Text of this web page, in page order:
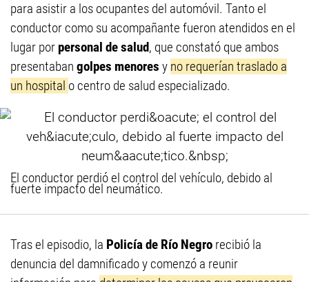
para asistir a los ocupantes del automóvil. Tanto el
conductor como su acompañante fueron atendidos en el
lugar por personal de salud, que constató que ambos
presentaban golpes menores y no requerían traslado a
un hospital o centro de salud especializado.
El conductor perdió el control del vehículo, debido al
fuerte impacto del neumático.
Tras el episodio, la Policía de Río Negro recibió la
denuncia del damnificado y comenzó a reunir